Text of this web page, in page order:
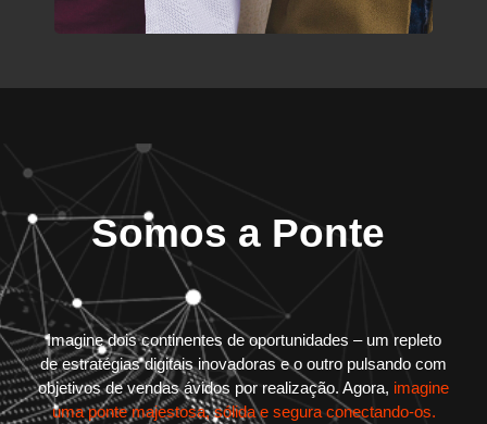
Somos a Ponte
Imagine dois continentes de oportunidades – um repleto
de estratégias digitais inovadoras e o outro pulsando com
objetivos de vendas ávidos por realização. Agora, imagine
uma ponte majestosa, sólida e segura conectando-os.